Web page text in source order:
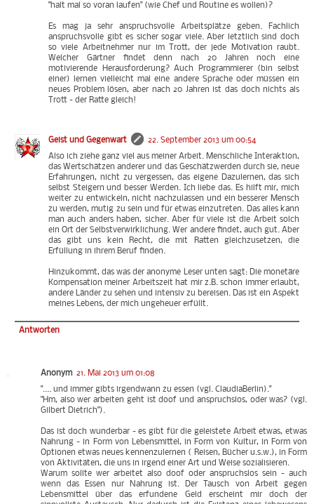
"halt mal so voran laufen" (wie Chef und Routine es wollen)?
Es mag ja sehr anspruchsvolle Arbeitsplätze geben. Fachlich
anspruchsvolle gibt es sicher sogar viele. Aber letztlich sind doch
so viele Arbeitnehmer nur im Trott, der jede Motivation raubt.
Welcher Gärtner findet denn nach 20 Jahren noch eine
motivierende Herausforderung? Auch Programmierer (bin selbst
einer) lernen vielleicht mal eine andere Sprache oder müssen ein
neues Problem lösen, aber nach 20 Jahren ist das doch nichts als
Trott - der Ratte gleich!
Geist und Gegenwart
22. September 2013 um 00:54
Also ich ziehe ganz viel aus meiner Arbeit. Menschliche Interaktion,
das Wertschätzen anderer und das Geschätzwerden durch sie, neue
Erfahrungen, nicht zu vergessen, das eigene Dazulernen, das sich
selbst Steigern und besser Werden. Ich liebe das. Es hilft mir, mich
weiter zu entwickeln, nicht nachzulassen und ein besserer Mensch
zu werden, mutig zu sein und für etwas einzutreten. Das alles kann
man auch anders haben, sicher. Aber für viele ist die Arbeit solch
ein Ort der Selbstverwirklichung. Wer andere findet, auch gut. Aber
das gibt uns kein Recht, die mit Ratten gleichzusetzen, die
Erfüllung in ihrem Beruf finden.
Hinzukommt, das was der anonyme Leser unten sagt: Die monetäre
Kompensation meiner Arbeitszeit hat mir z.B. schon immer erlaubt,
andere Länder zu sehen und intensiv zu bereisen. Das ist ein Aspekt
meines Lebens, der mich ungeheuer erfüllt.
Antworten
Anonym 21. Mai 2013 um 01:08
".... und immer gibts irgendwann zu essen (vgl. ClaudiaBerlin)."
"Hm, also wer arbeiten geht ist doof und anspruchslos, oder was? (vgl.
Gilbert Dietrich").
Das ist doch wunderbar - es gibt für die geleistete Arbeit etwas, etwas
Nahrung - in Form von Lebensmittel, in Form von Kultur, in Form von
Optionen etwas neues kennenzulernen ( Reisen, Bücher u.s.w.), in Form
von Aktivitäten, die uns in irgend einer Art und Weise sozialisieren.
Warum sollte wer arbeitet also doof oder anspruchslos sein - auch
wenn das Essen nur Nahrung ist. Der Tausch von Arbeit gegen
Lebensmittel über das erfundene Geld erscheint mir doch der